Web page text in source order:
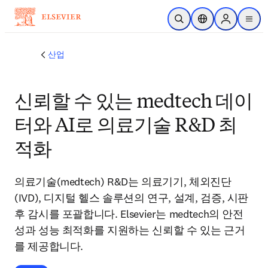
주요 콘텐츠로 건너뛰기
검색 열기위치 선택기Sign in to
menu
산업
신뢰할 수 있는 medtech 데이
터와 AI로 의료기술 R&D 최
적화
의료기술(medtech) R&D는 의료기기, 체외진단
(IVD), 디지털 헬스 솔루션의 연구, 설계, 검증, 시판
후 감시를 포괄합니다. Elsevier는 medtech의 안전
성과 성능 최적화를 지원하는 신뢰할 수 있는 근거
를 제공합니다.